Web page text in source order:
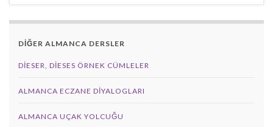
DİĞER ALMANCA DERSLER
DIESER, DIESES ÖRNEK CÜMLELER
ALMANCA ECZANE DIYALOGLARI
ALMANCA UÇAK YOLCUĞU